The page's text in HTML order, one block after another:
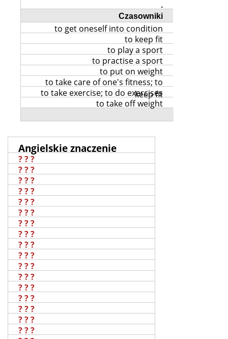
.
Czasowniki
to get oneself into condition
to keep fit
to play a sport
to practise a sport
to put on weight
to take care of one's fitness; to
keep fit
to take exercise; to do exercises
to take off weight
Angielskie znaczenie
? ? ?
? ? ?
? ? ?
? ? ?
? ? ?
? ? ?
? ? ?
? ? ?
? ? ?
? ? ?
? ? ?
? ? ?
? ? ?
? ? ?
? ? ?
? ? ?
? ? ?